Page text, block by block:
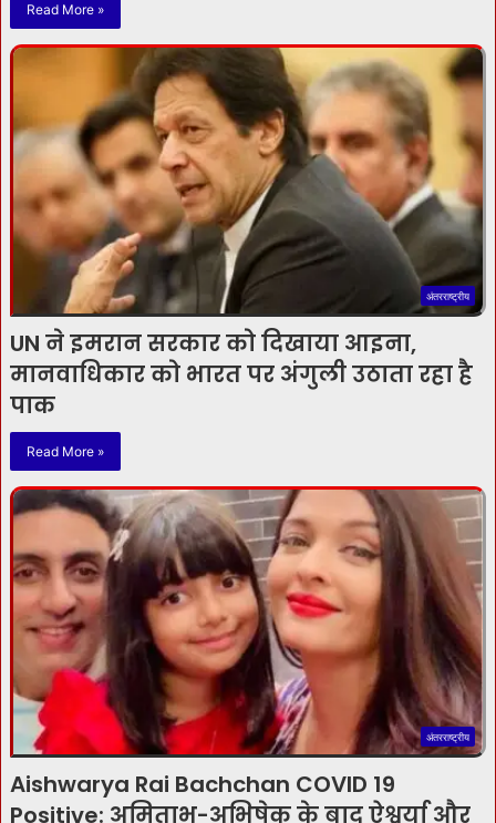
Read More »
अंतरराष्ट्रीय
UN ने इमरान सरकार को दिखाया आइना,
मानवाधिकार को भारत पर अंगुली उठाता रहा है
पाक
Read More »
अंतरराष्ट्रीय
Aishwarya Rai Bachchan COVID 19
Positive: अमिताभ-अभिषेक के बाद ऐश्वर्या और